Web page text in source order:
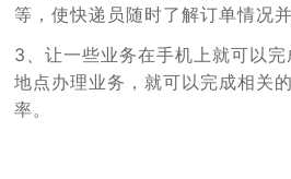
等，使快递员随时了解订单情况
3、让一些业务在手机上就可以
地点办理业务，就可以完成相关
率。